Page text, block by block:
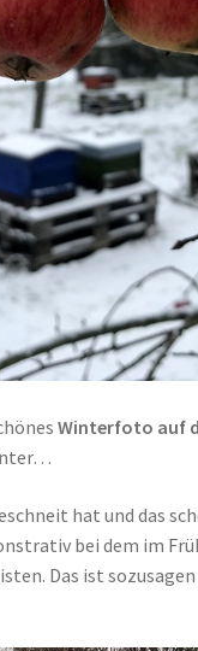
Winterfoto auf
hat und das
bei dem im
Das ist